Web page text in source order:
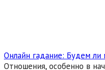
Онлайн гадание: Будем
Отношения, особенно в